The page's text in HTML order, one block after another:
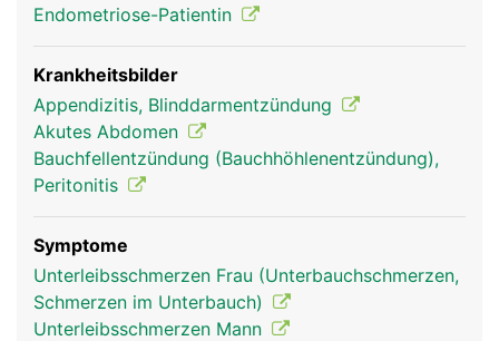
Endometriose-Patientin
Krankheitsbilder
Appendizitis, Blinddarmentzündung
Akutes Abdomen
Bauchfellentzündung (Bauchhöhlenentzündung),
Peritonitis
Symptome
Unterleibsschmerzen Frau (Unterbauchschmerzen,
Schmerzen im Unterbauch)
Unterleibsschmerzen Mann